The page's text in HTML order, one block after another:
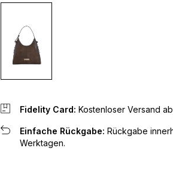
Fidelity Card: Kostenloser Versand
Einfache Rückgabe: Rückgabe
Werktagen.